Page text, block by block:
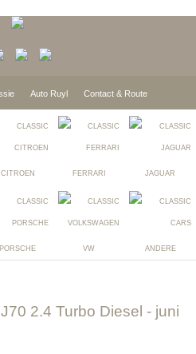
Auto Ruyl Contact & Route
CITROEN FERRARI JAGUAR
PORSCHE VW ANDERE
2.4 Turbo Diesel - juni